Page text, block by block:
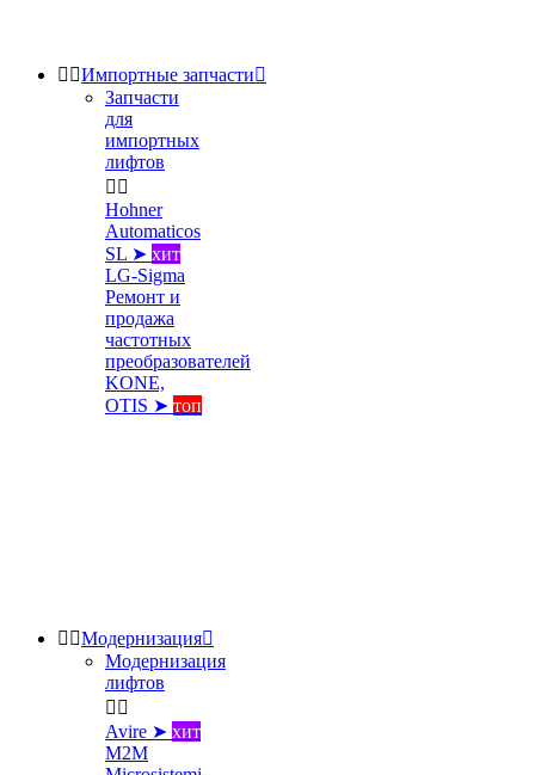
 Импортные запчасти
Запчасти
для
импортных
лифтов
 
Hohner
Automaticos
SL ➤ хит
LG-Sigma
Ремонт и
продажа
частотных
преобразователей
KONE,
OTIS ➤ топ
 Модернизация
Модернизация
лифтов
 
Avire ➤ хит
M2M